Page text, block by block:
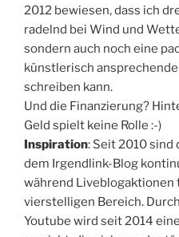
2012 bewiesen, dass ich
radelnd bei Wind und
sondern auch noch eine
künstlerisch
schreiben kann.
Und die Finanzierung?
Geld spielt keine Rolle :-)
Inspiration: Seit 2010 sind
dem Irgendlink-Blog
während Liveblogaktionen
vierstelligen Bereich.
Youtube wird seit 2014